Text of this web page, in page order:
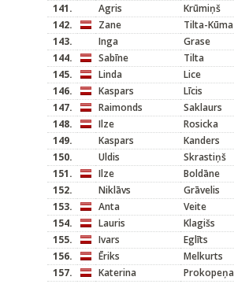
141.
Agris
Krūmiņš
142.
Zane
Tilta-Kūma
143.
Inga Grase
144.
Sabīne
Tilta
145.
Linda
Lice
146.
Kaspars
Līcis
147.
Raimonds
Saklaurs
148.
Ilze Rosicka
149.
Kaspars Kanders
150.
Uldis Skrastiņš
151.
Ilze
Boldāne
152.
Niklāvs
Grāvelis
153.
Anta
Veite
154.
Lauris
Klagišs
155.
Ivars
Eglīts
156.
Ēriks
Melkurts
157.
Katerina Prokopeņa